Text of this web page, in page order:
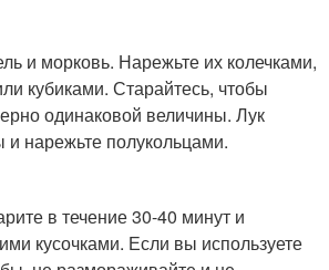
и морковь. Нарежьте их колечками,
кубиками. Старайтесь, чтобы
одинаковой величины. Лук
и нарежьте полукольцами.
в течение 30-40 минут и
кусочками. Если вы используете